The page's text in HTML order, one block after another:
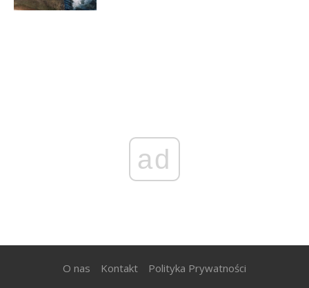
ad
O nas Kontakt Polityka Prywatności